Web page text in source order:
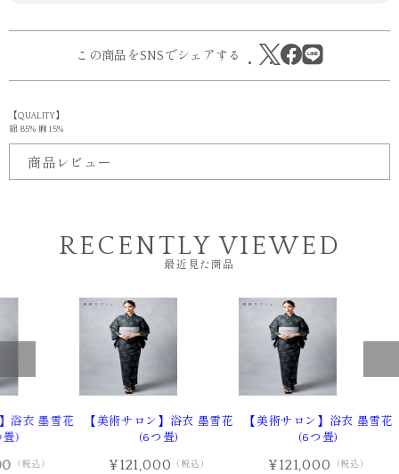
この商品をSNSでシェアする
【QUALITY】
綿 85% 麻 15%
商品レビュー
RECENTLY VIEWED
最近見た商品
浴衣 墨雪花
畳)
（税込）
【美術サロン】浴衣 墨雪花
(6つ畳)
¥121,000 （税込）
【美術サロン】浴衣 墨雪花
(6つ畳)
¥121,000 （税込）